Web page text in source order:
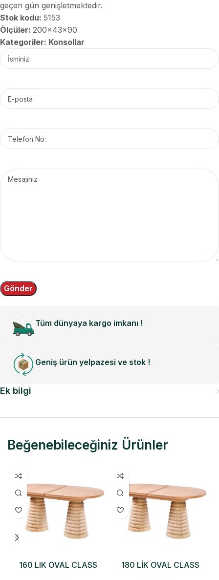
geçen gün genişletmektedir.
Stok kodu: 5153
Ölçüler: 200x43x90
Kategoriler: Konsollar
Tüm dünyaya kargo imkanı !
Geniş ürün yelpazesi ve stok !
Ek bilgi
Beğenebileceğiniz Ürünler
160 LIK OVAL CLASS
180 LİK OVAL CLASS